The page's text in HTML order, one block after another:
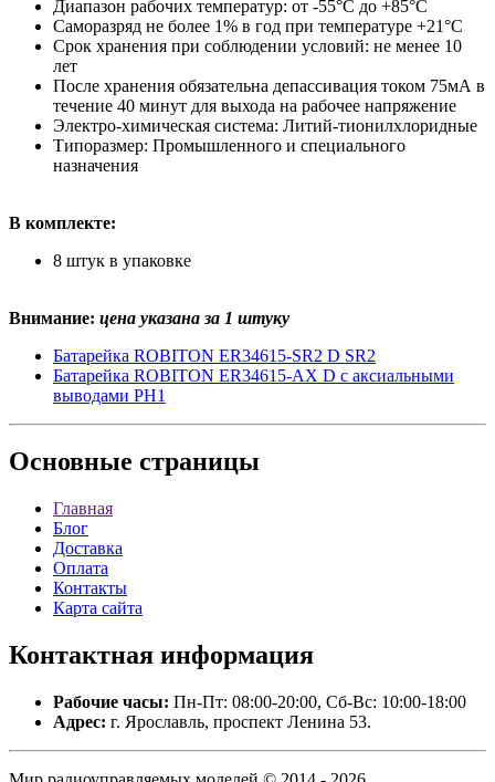
Диапазон рабочих температур: от -55°С до +85°С
Саморазряд не более 1% в год при температуре +21°С
Срок хранения при соблюдении условий: не менее 10
лет
После хранения обязательна депассивация током 75мА в
течение 40 минут для выхода на рабочее напряжение
Электро-химическая система: Литий-тионилхлоридные
Типоразмер: Промышленного и специального
назначения
В комплекте:
8 штук в упаковке
Внимание: цена указана за 1 штуку
Батарейка ROBITON ER34615-SR2 D SR2
Батарейка ROBITON ER34615-AX D с аксиальными
выводами PH1
Основные страницы
Главная
Блог
Доставка
Оплата
Контакты
Карта сайта
Контактная информация
Рабочие часы: Пн-Пт: 08:00-20:00, Сб-Вс: 10:00-18:00
Адрес: г. Ярославль, проспект Ленина 53.